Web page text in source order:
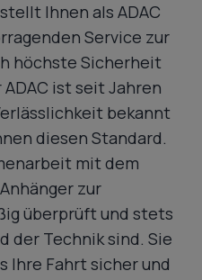
Ihnen als ADAC
Service zur
höchste Sicherheit
ist seit Jahren
bekannt
diesen Standard.
mit dem
zur
überprüft und stets
der Technik sind. Sie
Ihre Fahrt sicher und